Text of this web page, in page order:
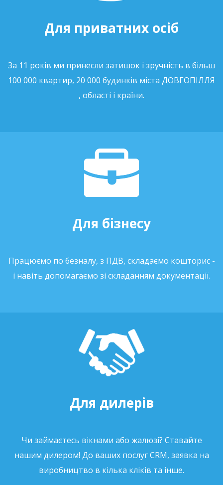
Для приватних осіб
За 11 років ми принесли затишок і зручність в більш
100 000 квартир, 20 000 будинків міста ДОВГОПІЛЛЯ
, області і країни.
Для бізнесу
Працюємо по безналу, з ПДВ, складаємо кошторис -
і навіть допомагаємо зі складанням документації.
Для дилерів
Чи займаєтесь вікнами або жалюзі? Ставайте
нашим дилером! До ваших послуг CRM, заявка на
виробництво в кілька кліків та інше.